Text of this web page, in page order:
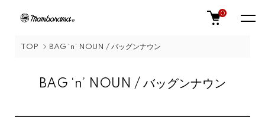
0
TOP BAG ‘n’ NOUN / バッグンナウン
BAG ‘n’ NOUN / バッグンナウン
カテゴリー一覧